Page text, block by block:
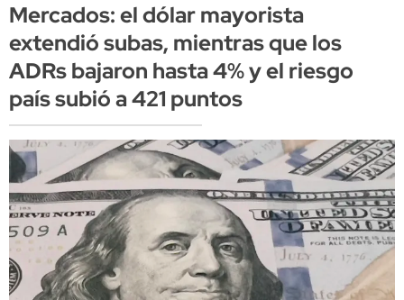
Mercados: el dólar mayorista
extendió subas, mientras que los
ADRs bajaron hasta 4% y el riesgo
país subió a 421 puntos